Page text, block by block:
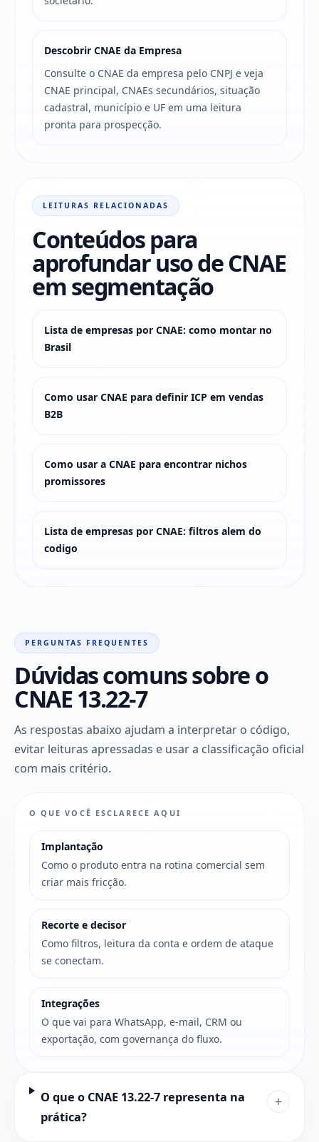
Descobrir CNAE da Empresa
Consulte o CNAE da empresa pelo CNPJ e veja
CNAE principal, CNAEs secundários, situação
cadastral, município e UF em uma leitura
pronta para prospecção.
LEITURAS RELACIONADAS
Conteúdos para
aprofundar uso de CNAE
em segmentação
Lista de empresas por CNAE: como montar no
Brasil
Como usar CNAE para definir ICP em vendas
B2B
Como usar a CNAE para encontrar nichos
promissores
Lista de empresas por CNAE: filtros alem do
codigo
PERGUNTAS FREQUENTES
Dúvidas comuns sobre o
CNAE 13.22-7
As respostas abaixo ajudam a interpretar o código,
evitar leituras apressadas e usar a classificação oficial
com mais critério.
O QUE VOCÊ ESCLARECE AQUI
Implantação
Como o produto entra na rotina comercial sem
criar mais fricção.
Recorte e decisor
Como filtros, leitura da conta e ordem de ataque
se conectam.
Integrações
O que vai para WhatsApp, e-mail, CRM ou
exportação, com governança do fluxo.
O que o CNAE 13.22-7 representa na
prática?
+